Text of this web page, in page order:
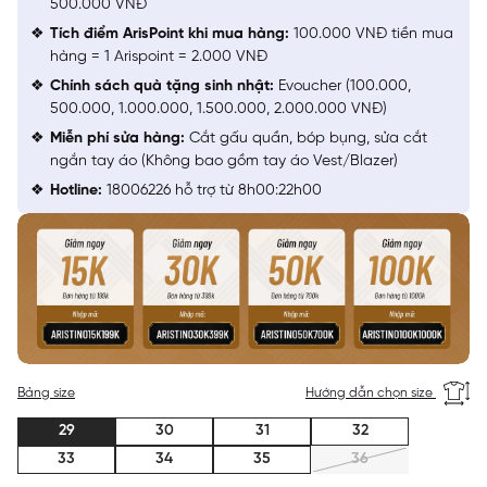
Bảng size Hướng dẫn chọn size
29 30 31
32
33
34 35 36
500.000 VNĐ
Tích điểm ArisPoint khi mua hàng: 100.000 VNĐ tiền mua
hàng = 1 Arispoint = 2.000 VNĐ
Chính sách quà tặng sinh nhật: Evoucher (100.000,
500.000, 1.000.000, 1.500.000, 2.000.000 VNĐ)
Miễn phí sửa hàng: Cắt gấu quần, bóp bụng, sửa cắt
ngắn tay áo (Không bao gồm tay áo Vest/Blazer)
Hotline: 18006226 hỗ trợ từ 8h00:22h00